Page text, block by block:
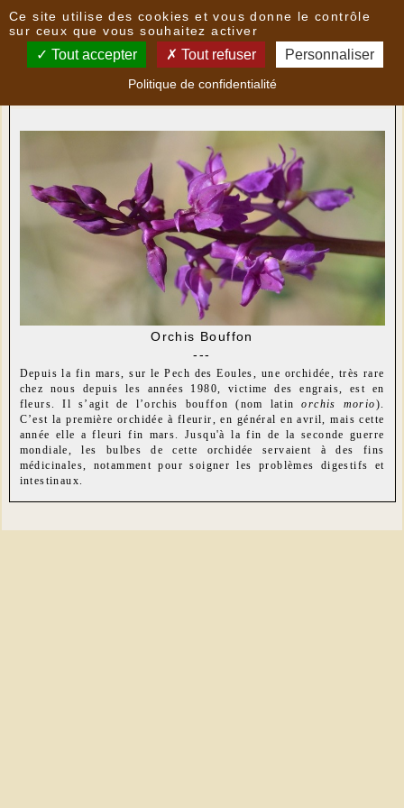
Nouvelles
Une orchidée qui annonce le printemps
Orchis Bouffon
---
Depuis la fin mars, sur le Pech des Eoules, une orchidée, très rare
chez nous depuis les années 1980, victime des engrais, est en
fleurs. Il s’agit de l’orchis bouffon (nom latinorchis morio).
C’est la première orchidée à fleurir, en général en avril, mais cette
année elle a fleuri fin mars. Jusqu'à la fin de la seconde guerre
mondiale, les bulbes de cette orchidée servaient à des fins
médicinales, notamment pour soigner les problèmes digestifs et
intestinaux.
Ce site utilise des cookies et vous donne le contrôle
sur ceux que vous souhaitez activer
Tout accepter Tout refuser Personnaliser
Politique de confidentialité